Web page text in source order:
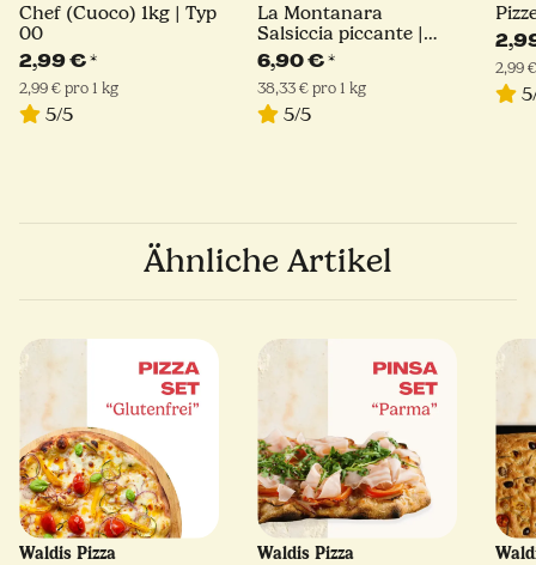
Chef (Cuoco) 1kg | Typ
00
2,99 €*
2,99 € pro 1 kg
5/5
La Montanara
Salsiccia piccante |
180 g
6,90 €*
38,33 € pro 1 kg
5/5
2,99
Ähnliche Artikel
Waldis Pizza Waldis Pizza